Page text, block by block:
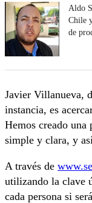
Aldo
Chile
de
Javier Villanueva,
instancia, es
Hemos creado una
simple y clara, y
A través de
utilizando la clave
cada persona si